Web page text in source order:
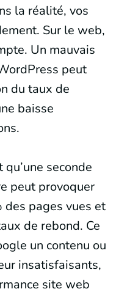
la réalité, vos
Sur le web,
Un mauvais
peut
du taux de
baisse
seconde
peut provoquer
des pages vues et
de rebond. Ce
un contenu ou
insatisfaisants,
site web